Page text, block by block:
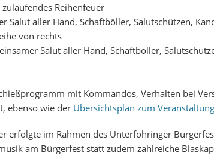
Reihenfeuer
Salut aller Hand, Schaftböller, Salutschützen,
von rechts
Salut aller Hand, Schaftböller,
mit Kommandos, Verhalten bei
ebenso wie der Übersichtsplan zum
erfolgte im Rahmen des Unterföhringer
am Bürgerfest statt zudem zahlreiche